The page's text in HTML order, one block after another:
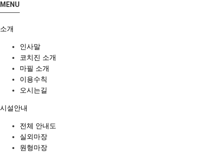
MENU
소개
인사말
코치진 소개
마필 소개
이용수칙
오시는길
시설안내
전체 안내도
실외마장
원형마장